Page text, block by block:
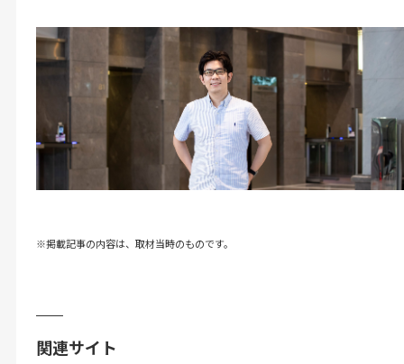
※掲載記事の内容は、取材当時のものです。
関連サイト